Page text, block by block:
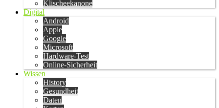
Klischeekanone
Digital
Android
Apple
Google
Microsoft
Hardware-Test
Online-Sicherheit
Wissen
History
Gesundheit
Daten